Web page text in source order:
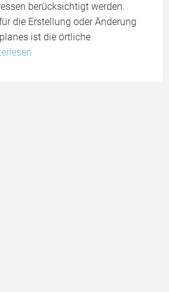
berücksichtigt werden.
die Erstellung oder Änderung
ist die örtliche